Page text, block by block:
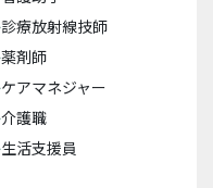
診療放射線技師
薬剤師
ケアマネジャー
介護職
生活支援員